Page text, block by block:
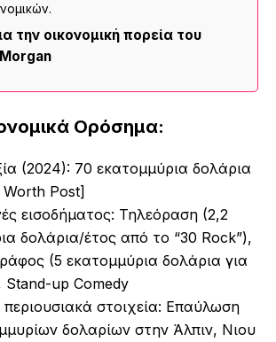
την οικονομική πορεία του
Ορόσημα:
(2024): 70 εκατομμύρια δολάρια
Post]
εισοδήματος: Τηλεόραση (2,2
δολάρια/έτος από το “30 Rock”),
(5 εκατομμύρια δολάρια για
Stand-up Comedy
στοιχεία: Επαύλωση
δολαρίων στην Άλπιν, Νιου